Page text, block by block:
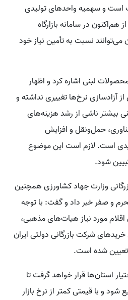
است و سهمیه واحدهای تولیدی
هم‌اکنون در سامانه بازارگاه
می‌توانند نسبت به تأمین نیاز خود
لبنی اشاره کرد و اظهار
نرخ‌ها تغییری نداشته و
بیشتر ناشی از رشد هزینه‌های
حمل‌ونقل و افزایش
است. لازم است این موضوع
شود.
وزارت جهاد کشاورزی همچنین
و صفر خبر داد و گفت: با توجه
اقلام مورد نیاز هیات‌های مذهبی،
شرکت بازرگانی دولتی ایران
تعیین شده است.
استان‌ها قرار خواهد گرفت تا
و با قیمتی کمتر از نرخ بازار